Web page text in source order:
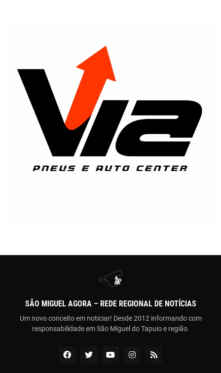
SÃO MIGUEL AGORA – REDE REGIONAL DE NOTÍCIAS
Um novo conceito em noticiar! Desde 2012 informando com
responsabilidade em São Miguel do Tapuio e região.